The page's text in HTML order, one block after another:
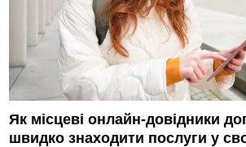
Як місцеві онлайн-довідники
швидко знаходити послуги у